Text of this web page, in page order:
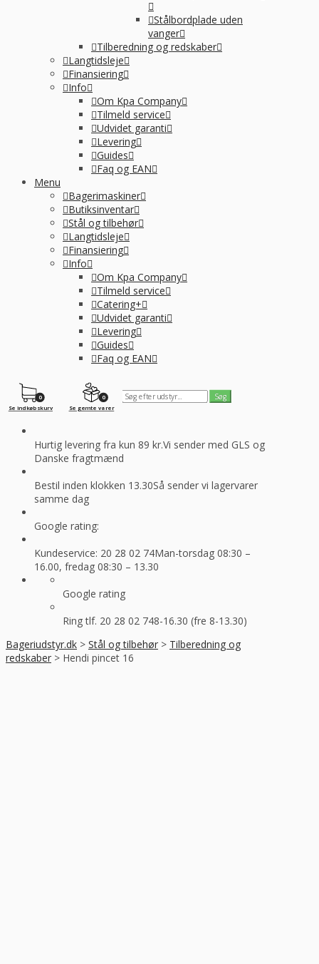
Stålbordplade uden
vanger
Tilberedning og redskaber
Langtidsleje
Finansiering
Info
Om Kpa Company
Tilmeld service
Udvidet garanti
Levering
Guides
Faq og EAN
Menu
Bagerimaskiner
Butiksinventar
Stål og tilbehør
Langtidsleje
Finansiering
Info
Om Kpa Company
Tilmeld service
Catering+
Udvidet garanti
Levering
Guides
Faq og EAN
0
Se gemte varer
0
Se indkøbskurv
Hurtig levering fra kun 89 kr.Vi sender med GLS og
Danske fragtmænd
Bestil inden klokken 13.30Så sender vi lagervarer
samme dag
Google rating:
Kundeservice: 20 28 02 74Man-torsdag 08:30 –
16.00, fredag 08:30 – 13.30
Google rating
Ring tlf. 20 28 02 748-16.30 (fre 8-13.30)
Bageriudstyr.dk > Stål og tilbehør > Tilberedning og
redskaber > Hendi pincet 16